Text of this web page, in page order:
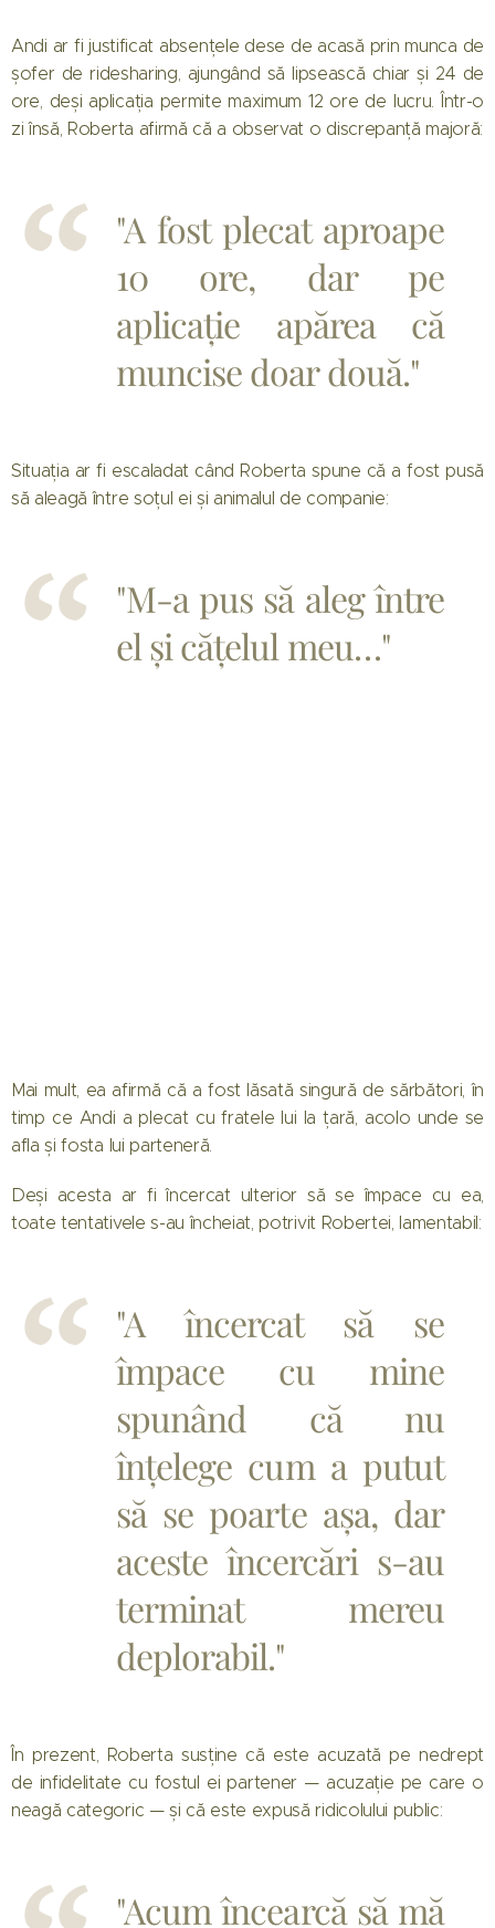
Andi ar fi justificat absențele dese de acasă prin munca de
șofer de ridesharing, ajungând să lipsească chiar și 24 de
ore, deși aplicația permite maximum 12 ore de lucru. Într-o
zi însă, Roberta afirmă că a observat o discrepanță majoră:
"A fost plecat aproape
10 ore, dar pe
aplicație apărea că
muncise doar două."
Situația ar fi escaladat când Roberta spune că a fost pusă
să aleagă între soțul ei și animalul de companie:
"M-a pus să aleg între
el și cățelul meu…"
Mai mult, ea afirmă că a fost lăsată singură de sărbători, în
timp ce Andi a plecat cu fratele lui la țară, acolo unde se
afla și fosta lui parteneră.
Deși acesta ar fi încercat ulterior să se împace cu ea,
toate tentativele s-au încheiat, potrivit Robertei, lamentabil:
"A încercat să se
împace cu mine
spunând că nu
înțelege cum a putut
să se poarte așa, dar
aceste încercări s-au
terminat mereu
deplorabil."
În prezent, Roberta susține că este acuzată pe nedrept
de infidelitate cu fostul ei partener — acuzație pe care o
neagă categoric — și că este expusă ridicolului public:
"Acum încearcă să mă